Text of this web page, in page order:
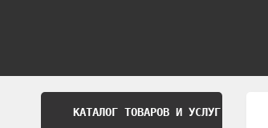
КАТАЛОГ ТОВАРОВ И УСЛУГ